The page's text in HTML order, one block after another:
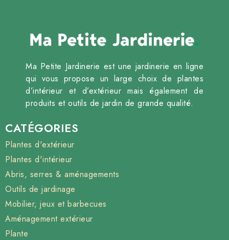
Ma Petite Jardinerie est une jardinerie en ligne
qui vous propose un large choix de plantes
d’intérieur et d’extérieur mais également de
produits et outils de jardin de grande qualité.
CATÉGORIES
Plantes d'extérieur
Plantes d'intérieur
Abris, serres & aménagements
Outils de jardinage
Mobilier, jeux et barbecues
Aménagement extérieur
Plante